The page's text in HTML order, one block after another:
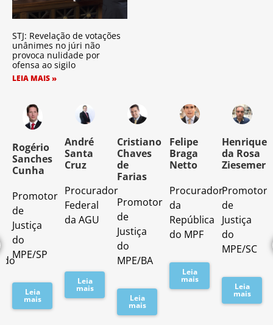
STJ: Revelação de votações
unânimes no júri não
provoca nulidade por
ofensa ao sigilo
LEIA MAIS »
Rogério
Sanches
Cunha
Promotor
de
Justiça
do
MPE/SP
Leia
mais
André
Santa
Cruz
Procurador
Federal
da AGU
Leia
mais
Cristiano
Chaves
de
Farias
Promotor
de
Justiça
do
MPE/BA
Leia
mais
Felipe
Braga
Netto
Procurador
da
República
do MPF
Leia
mais
Henrique
da Rosa
Ziesemer
Promotor
de
Justiça
do
MPE/SC
Leia
mais